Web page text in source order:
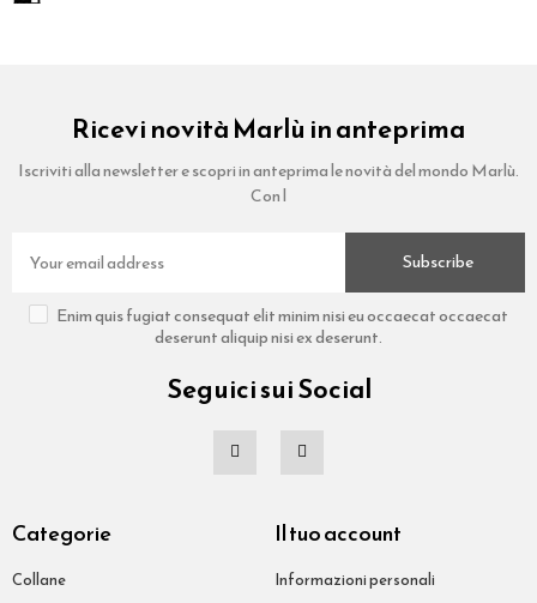
Ricevi novità Marlù in anteprima
Iscriviti alla newsletter e scopri in anteprima le novità del mondo Marlù.
Con l
Subscribe
Enim quis fugiat consequat elit minim nisi eu occaecat occaecat
deserunt aliquip nisi ex deserunt.
Seguici sui Social
Categorie
Collane
Il tuo account
Informazioni personali